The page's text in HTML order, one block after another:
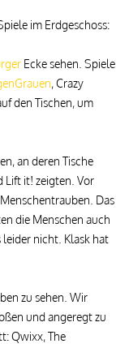
im Erdgeschoss:
Ecke sehen. Spiele
, Crazy
den Tischen, um
an deren Tische
Lift it! zeigten. Vor
Das
die Menschen auch
leider nicht. Klask hat
zu sehen. Wir
und angeregt zu
Qwixx, The